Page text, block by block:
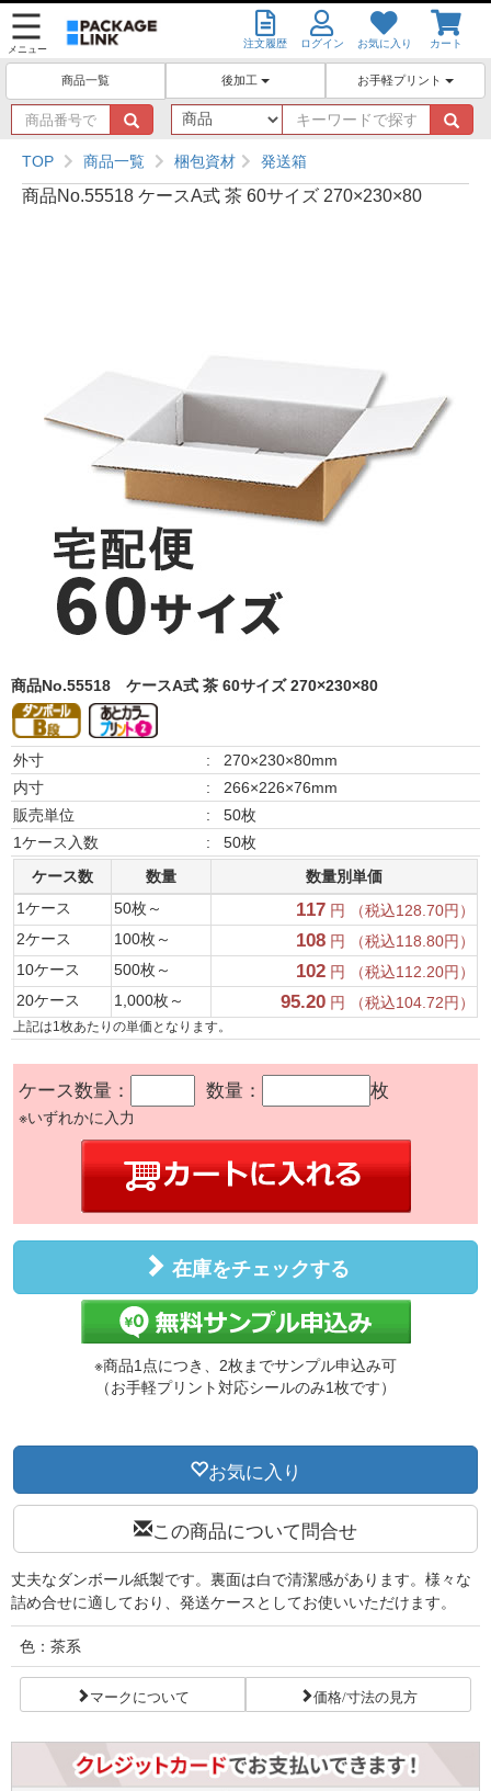
メニュー 注文履歴 ログイン お気に入り カート
商品一覧 後加工 お手軽プリント
商
品
番
号
で
キ
ー
ー
ド
TOP 商品一覧 梱包資材 発送箱
商品No.55518 ケースA式 茶 60サイズ 270×230×80
商品No.55518 ケースA式 茶 60サイズ 270×230×80
外寸 :
270×230×80mm
内寸
:
266×226×76mm
販売単位
:
50枚
1ケース入数
:
50枚
ケース数
数量
数量別単価
1ケース
50枚～ 117 円 （税込128.70円）
2ケース
100枚～ 108 円 （税込118.80円）
10ケース
500枚～ 102 円 （税込112.20円）
20ケース
1,000枚～ 95.20 円 （税込104.72円）
上記は1枚あたりの単価となります。
ケース数量： 数量： 枚
※いずれかに入力
在庫をチェックする
※商品1点につき、2枚までサンプル申込み可
（お手軽プリント対応シールのみ1枚です）
お気に入り
この商品について問合せ
丈夫なダンボール紙製です。裏面は白で清潔感があります。様々な
詰め合せに適しており、発送ケースとしてお使いいただけます。
色：茶系
マークについて 価格/寸法の見方